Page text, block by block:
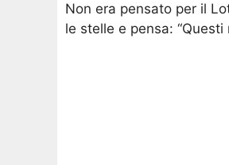
Non era pensato per il
le stelle e pensa: